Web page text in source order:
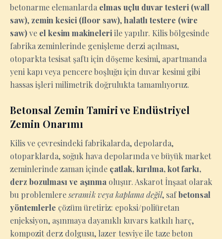
betonarme elemanlarda elmas uçlu duvar testeri (wall
saw), zemin kesici (floor saw),halatlı testere (wire
saw)ve el kesim makineleriile yapılır. Kilis bölgesinde
fabrika zeminlerinde genişleme derzi açılması,
otoparkta tesisat şaftı için döşeme kesimi, apartmanda
yeni kapı veya pencere boşluğu için duvar kesimi gibi
hassas işleri milimetrik doğrulukta tamamlıyoruz.
Betonsal Zemin Tamiri ve Endüstriyel
Zemin Onarımı
Kilis ve çevresindeki fabrikalarda, depolarda,
otoparklarda, soğuk hava depolarında ve büyük market
zeminlerinde zaman içinde çatlak, kırılma, kot farkı,
derz bozulması ve aşınma oluşur. Askarot İnşaat olarak
bu problemlereseramik veya kaplama değil, safbetonsal
yöntemlerle çözüm üretiriz: epoksi/poliüretan
enjeksiyon, aşınmaya dayanıklı kuvars katkılı harç,
kompozit derz dolgusu, lazer tesviye ile taze beton